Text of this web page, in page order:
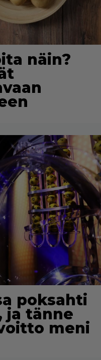
näin?
poksahti
ja tänne
meni